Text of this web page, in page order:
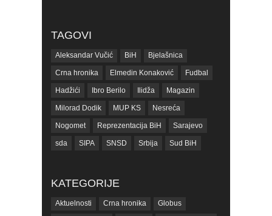
TAGOVI
Aleksandar Vučić BiH Bjelašnica
Crna hronika Elmedin Konaković Fudbal
Hadžići Ibro Berilo Ilidža Magazin
Milorad Dodik MUP KS Nesreća
Nogomet Reprezentacija BiH Sarajevo
sda SIPA SNSD Srbija Sud BiH
Tužilaštvo KS ubistvo
KATEGORIJE
Aktuelnosti Crna hronika Globus